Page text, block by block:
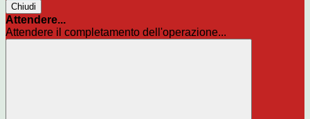
Chiudi
Attendere...
Attendere il completamento dell'operazione...